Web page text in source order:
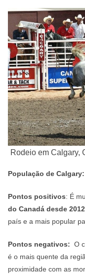
Rodeio em Calgary,
População de
Pontos positivos: É
do Canadá desde
país e a mais popular
Pontos negativos: O
é o mais quente da
proximidade com as